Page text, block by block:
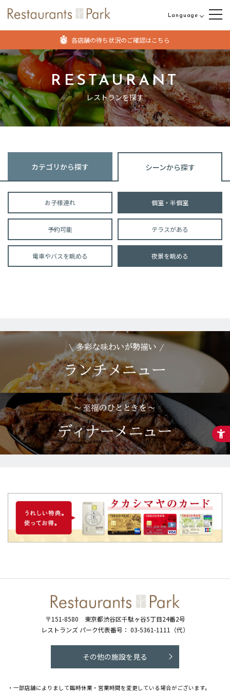
各店舗の待ち状況のご確認はこちら
Language
日本語
English
中文（繁体字）
中文（簡体字）
RESTAURANT
レストランを探す
カテゴリから探す シーンから探す
お子様連れ 個室・半個室
予約可能 テラスがある
電車やバスを眺める 夜景を眺める
〒151-8580 東京都渋谷区千駄ヶ谷5丁目24番2号
レストランズ パーク代表番号： 03-5361-1111（代）
その他の施設を見る
・一部店舗によりまして臨時休業・営業時間を変更している場合がございます。